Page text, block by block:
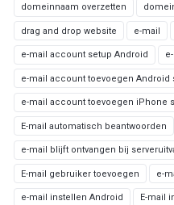
domeinnaam overzetten
drag and drop website e-mail
e-mail account setup Android
e-mail account toevoegen Android
e-mail account toevoegen iPhone
E-mail automatisch beantwoorden
e-mail blijft ontvangen bij
E-mail gebruiker toevoegen e-
e-mail instellen Android E-mail